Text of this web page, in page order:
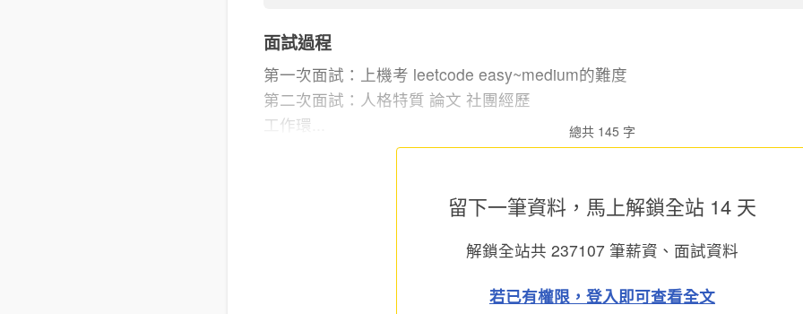
面試過程
第一次面試：上機考 leetcode easy~medium的難度
第二次面試：人格特質 論文 社團經歷
工作環...
總共 145 字
留下一筆資料，馬上解鎖全站 14 天
解鎖全站共 237107 筆薪資、面試資料
若已有權限，登入即可查看全文